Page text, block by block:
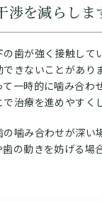
渉を減らしま
歯が強く接触して
きないことがあり
て一時的に噛み合わ
治療を進めやすく
噛み合わせが深い
の動きを妨げる場